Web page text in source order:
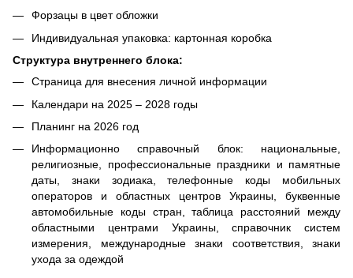
Форзацы в цвет обложки
Индивидуальная упаковка: картонная коробка
Структура внутреннего блока:
Страница для внесения личной информации
Календари на 2025 – 2028 годы
Планинг на 2026 год
Информационно справочный блок: национальные,
религиозные, профессиональные праздники и памятные
даты, знаки зодиака, телефонные коды мобильных
операторов и областных центров Украины, буквенные
автомобильные коды стран, таблица расстояний между
областными центрами Украины, справочник систем
измерения, международные знаки соответствия, знаки
ухода за одеждой